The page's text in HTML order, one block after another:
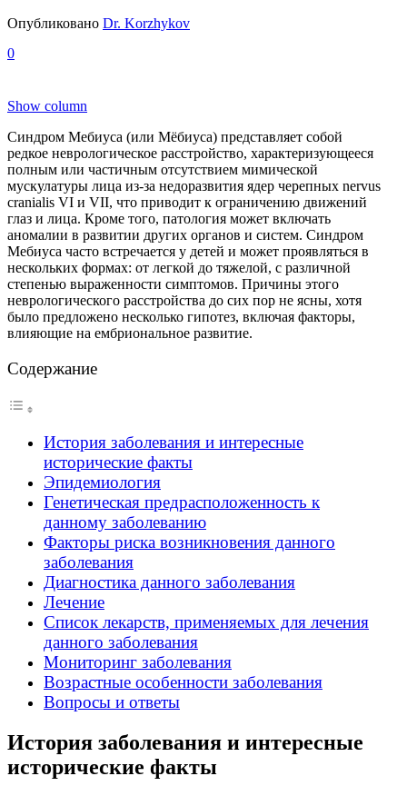
Опубликовано Dr. Korzhykov
0
Show column
Синдром Мебиуса (или Мёбиуса) представляет собой
редкое неврологическое расстройство, характеризующееся
полным или частичным отсутствием мимической
мускулатуры лица из-за недоразвития ядер черепных nervus
cranialis VI и VII, что приводит к ограничению движений
глаз и лица. Кроме того, патология может включать
аномалии в развитии других органов и систем. Синдром
Мебиуса часто встречается у детей и может проявляться в
нескольких формах: от легкой до тяжелой, с различной
степенью выраженности симптомов. Причины этого
неврологического расстройства до сих пор не ясны, хотя
было предложено несколько гипотез, включая факторы,
влияющие на ембриональное развитие.
Содержание
История заболевания и интересные
исторические факты
Эпидемиология
Генетическая предрасположенность к
данному заболеванию
Факторы риска возникновения данного
заболевания
Диагностика данного заболевания
Лечение
Список лекарств, применяемых для лечения
данного заболевания
Мониторинг заболевания
Возрастные особенности заболевания
Вопросы и ответы
История заболевания и интересные
исторические факты